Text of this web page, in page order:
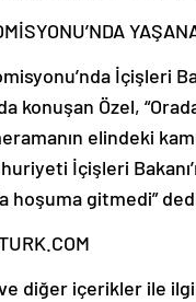
İçişleri
konuşan Özel,
elindeki
İçişleri
hoşuma gitmedi”
diğer içerikler ile